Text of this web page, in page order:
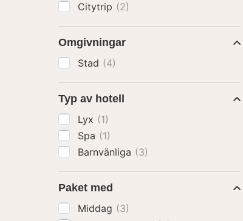
Citytrip (2)
Omgivningar
Stad (4)
Typ av hotell
Lyx (1)
Spa (1)
Barnvänliga (3)
Paket med
Middag (3)